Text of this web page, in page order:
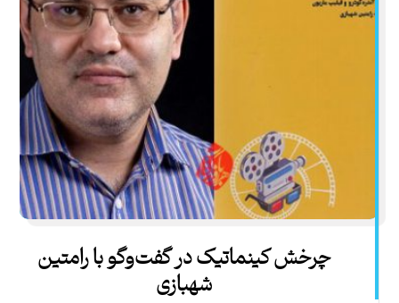
چرخش کینماتیک در گفت‌وگو با رامتین
شهبازی